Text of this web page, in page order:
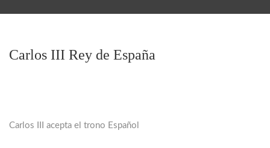
Carlos III Rey de España
Carlos III acepta el trono Español